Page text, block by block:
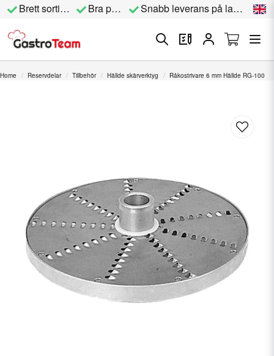
Brett sortiment Bra priser Snabb leverans på lagervara
Home Reservdelar Tillbehör Hällde skärverktyg Råkostrivare 6 mm Hällde RG-100